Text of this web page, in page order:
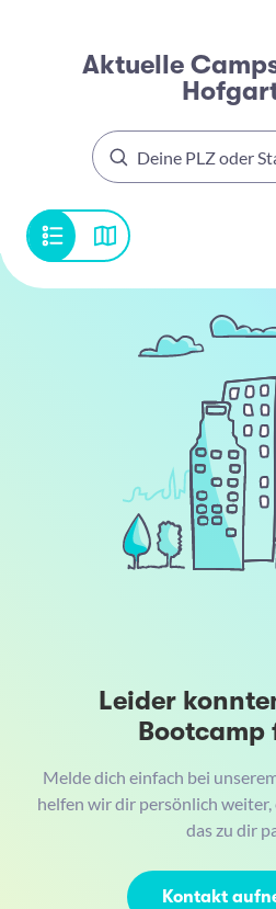
Aktuelle
Leider
Bootcamp
Melde dich einfach bei
helfen wir dir persönlich
das zu dir
Kontakt